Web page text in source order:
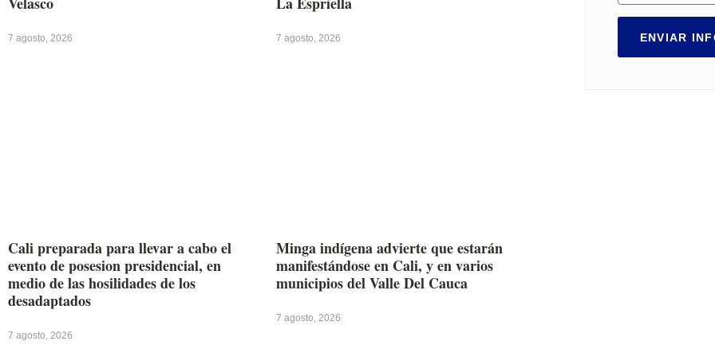
7 agosto, 2026 7 agosto, 2026
Cali preparada para llevar a cabo el
evento de posesion presidencial, en
medio de las hosilidades de los
desadaptados
7 agosto, 2026
Minga indígena advierte que estarán
manifestándose en Cali, y en varios
municipios del Valle Del Cauca
7 agosto, 2026
ENVIAR